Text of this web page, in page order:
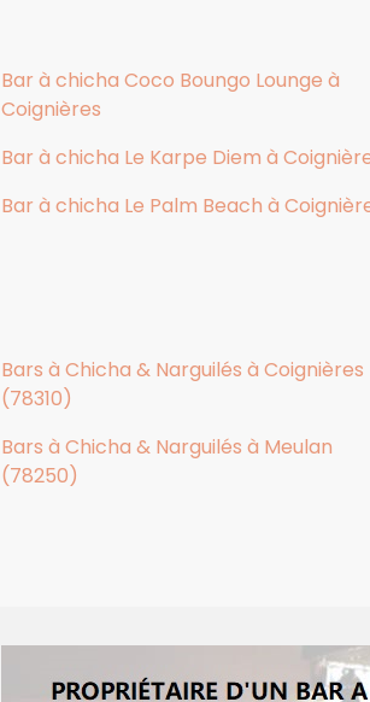
Bar à chicha Coco Boungo Lounge à
Coignières
Bar à chicha Le Karpe Diem à
Bar à chicha Le Palm Beach à
Bars à Chicha & Narguilés à Coignières
(78310)
Bars à Chicha & Narguilés à Meulan
(78250)